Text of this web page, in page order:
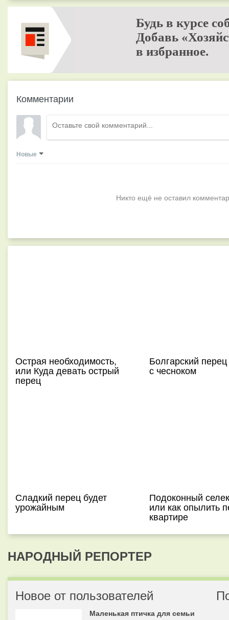
Будь в курсе
Добавь
в избранное.
Комментарии
Новые
Никто ещё не оставил
Острая необходимость,
или Куда девать острый
перец
Болгарский
с чесноком
Сладкий перец будет
урожайным
Подоконный
или как опылить
квартире
НАРОДНЫЙ РЕПОРТЕР
Новое от пользователей
Маленькая птичка для семьи